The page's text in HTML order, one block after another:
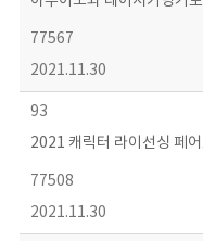
77567
2021.11.30
93
2021 캐릭터 라이선싱 페
77508
2021.11.30